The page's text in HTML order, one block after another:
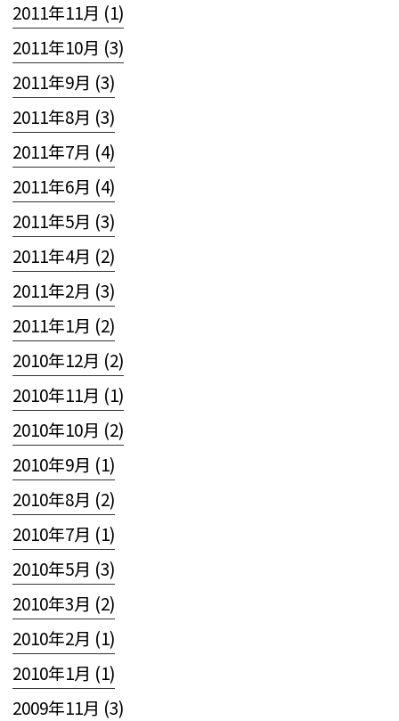
2011年11月 (1)
2011年10月 (3)
2011年9月 (3)
2011年8月 (3)
2011年7月 (4)
2011年6月 (4)
2011年5月 (3)
2011年4月 (2)
2011年2月 (3)
2011年1月 (2)
2010年12月 (2)
2010年11月 (1)
2010年10月 (2)
2010年9月 (1)
2010年8月 (2)
2010年7月 (1)
2010年5月 (3)
2010年3月 (2)
2010年2月 (1)
2010年1月 (1)
2009年11月 (3)